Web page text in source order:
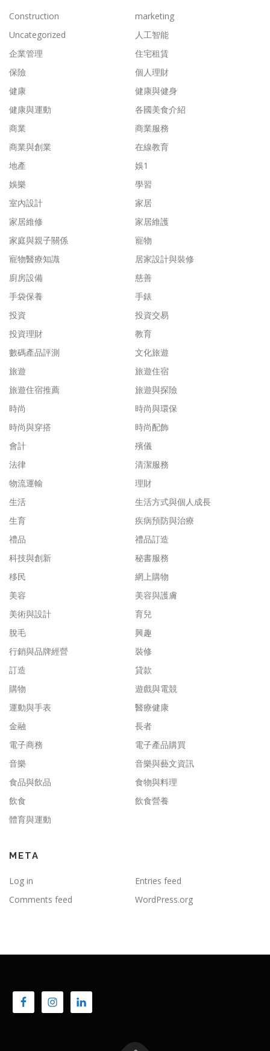
Construction
marketing
Uncategorized
人工智能
企業管理
住宅租賃
保險
個人理財
健康
健康與健身
健康與運動
各國美食介紹
商業
商業服務
商業與創業
在線教育
地產
娛1
娛樂
學習
室內設計
家居
家居維修
家居維護
家庭與親子關係
寵物
寵物醫療知識
居家設計與裝修
廚房設備
慈善
手袋保養
手錶
投資
投資交易
投資理財
教育
數碼產品評測
文化旅遊
旅遊
旅遊住宿
旅遊住宿推薦
旅遊與探險
時尚
時尚與環保
時尚與穿搭
時尚配飾
會計
殯儀
法律
清潔服務
物流運輸
理財
生活
生活方式與個人成長
生育
疾病預防與治療
禮品
禮品訂造
科技與創新
秘書服務
移民
網上購物
美容
美容與護膚
美術與設計
育兒
脫毛
興趣
行銷與品牌經營
裝修
訂造
貸款
購物
遊戲與電競
運動與手表
醫療健康
金融
長者
電子商務
電子產品購買
音樂
音樂與藝文資訊
食品與飲品
食物與料理
飲食
飲食營養
體育與運動
META
Log in
Entries feed
Comments feed
WordPress.org